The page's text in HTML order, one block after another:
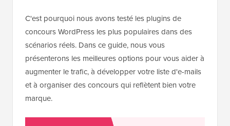
C'est pourquoi nous avons testé les plugins de
concours WordPress les plus populaires dans des
scénarios réels. Dans ce guide, nous vous
présenterons les meilleures options pour vous aider à
augmenter le trafic, à développer votre liste d'e-mails
et à organiser des concours qui reflètent bien votre
marque.